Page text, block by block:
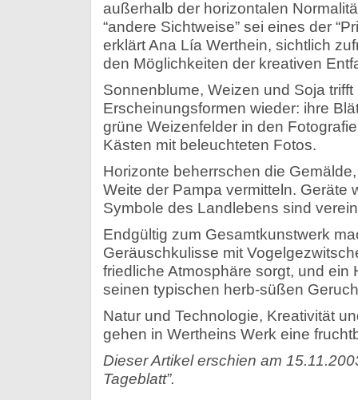
außerhalb der horizontalen
“andere Sichtweise” sei eines der
erklärt Ana Lía Werthein, sichtlich
den Möglichkeiten der kreativen
Sonnenblume, Weizen und Soja
Erscheinungsformen wieder: ihre
grüne Weizenfelder in den
Kästen mit beleuchteten Fotos.
Horizonte beherrschen die
Weite der Pampa vermitteln. Geräte
Symbole des Landlebens sind
Endgültig zum Gesamtkunstwerk
Geräuschkulisse mit
friedliche Atmosphäre sorgt, und ein
seinen typischen herb-süßen
Natur und Technologie, Kreativität
gehen in Wertheins Werk eine
Dieser Artikel erschien am
Tageblatt”.